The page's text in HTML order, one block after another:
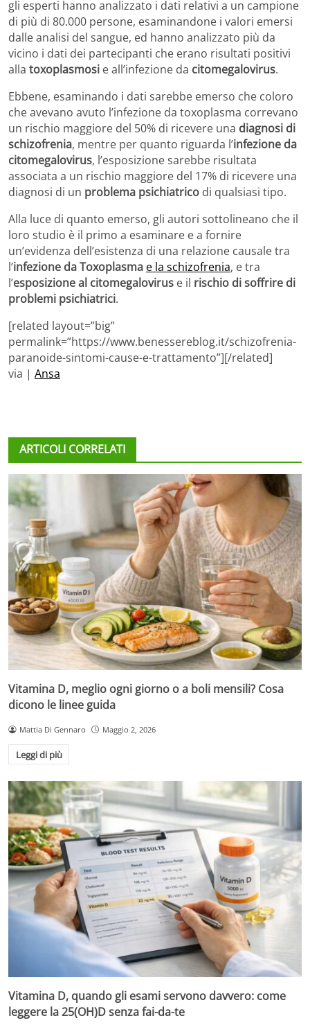
gli esperti hanno analizzato i dati relativi a un campione
di più di 80.000 persone, esaminandone i valori emersi
dalle analisi del sangue, ed hanno analizzato più da
vicino i dati dei partecipanti che erano risultati positivi
alla toxoplasmosi e all’infezione da citomegalovirus.
Ebbene, esaminando i dati sarebbe emerso che coloro
che avevano avuto l’infezione da toxoplasma correvano
un rischio maggiore del 50% di ricevere una diagnosi di
schizofrenia, mentre per quanto riguarda l’infezione da
citomegalovirus, l’esposizione sarebbe risultata
associata a un rischio maggiore del 17% di ricevere una
diagnosi di un problema psichiatrico di qualsiasi tipo.
Alla luce di quanto emerso, gli autori sottolineano che il
loro studio è il primo a esaminare e a fornire
un’evidenza dell’esistenza di una relazione causale tra
l’infezione da Toxoplasma e la schizofrenia, e tra
l’esposizione al citomegalovirus e il rischio di soffrire di
problemi psichiatrici.
[related layout=”big”
permalink=”https://www.benessereblog.it/schizofrenia-
paranoide-sintomi-cause-e-trattamento”][/related]
via | Ansa
ARTICOLI CORRELATI
Vitamina D, meglio ogni giorno o a boli mensili? Cosa
dicono le linee guida
Mattia Di Gennaro Maggio 2, 2026
Leggi di più
Vitamina D, quando gli esami servono davvero: come
leggere la 25(OH)D senza fai-da-te